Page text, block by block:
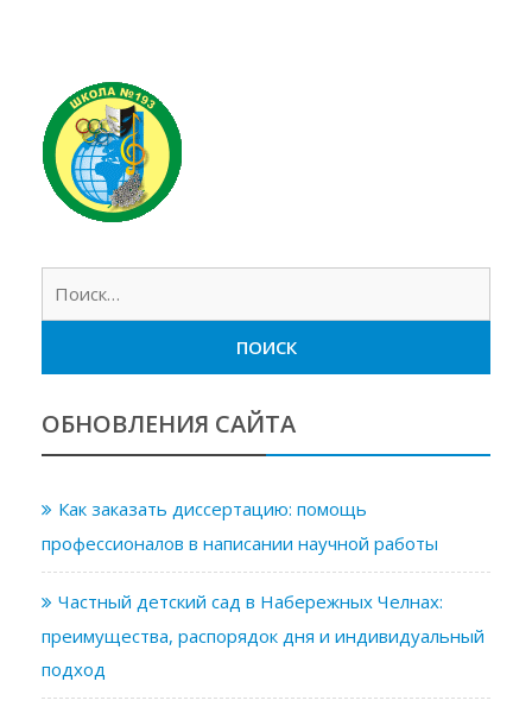
ОБНОВЛЕНИЯ САЙТА
Как заказать диссертацию: помощь
профессионалов в написании научной работы
Частный детский сад в Набережных Челнах:
преимущества, распорядок дня и индивидуальный
подход